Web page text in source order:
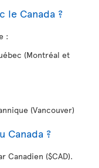
le Canada ?
:
(Montréal et
(Vancouver)
Canada ?
Canadien ($CAD).